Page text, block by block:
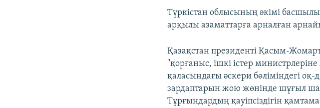
Түркістан облысының әкімі
арқылы азаматтарға арналған
Қазақстан президенті Қасым-
"қорғаныс, ішкі істер
қаласындағы әскери бөліміндегі
зардаптарын жою жөнінде шұғыл
Тұрғындардың қауіпсіздігін